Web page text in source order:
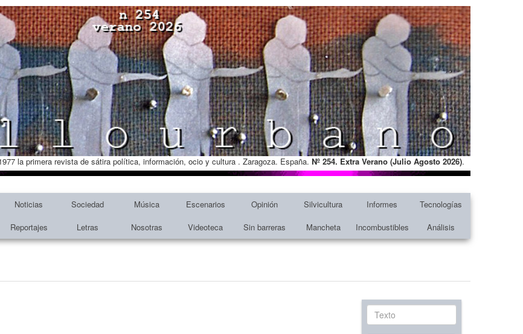
la primera revista de sátira política, información, ocio y cultura . Zaragoza. España. Nº 254. Extra Verano (Julio Agosto 2026).
Noticias Sociedad Música Escenarios Opinión Silvicultura Informes
Tecnologías
Reportajes Letras Nosotras Videoteca Sin barreras Mancheta Incombustibles Análisis
Texto